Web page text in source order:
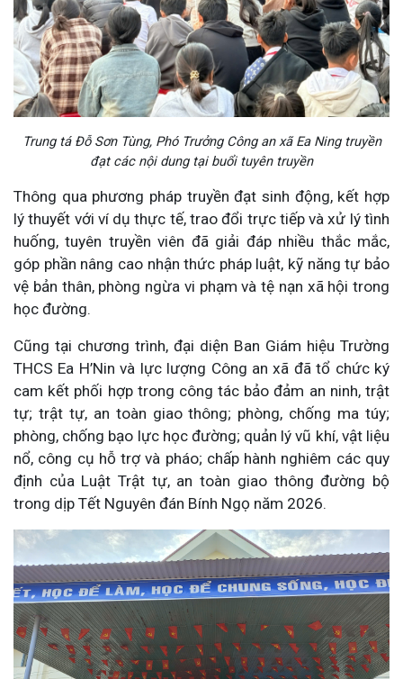
Trung tá Đỗ Sơn Tùng, Phó Trưởng Công an xã Ea Ning truyền
đạt các nội dung tại buổi tuyên truyền
Thông qua phương pháp truyền đạt sinh động, kết hợp
lý thuyết với ví dụ thực tế, trao đổi trực tiếp và xử lý tình
huống, tuyên truyền viên đã giải đáp nhiều thắc mắc,
góp phần nâng cao nhận thức pháp luật, kỹ năng tự bảo
vệ bản thân, phòng ngừa vi phạm và tệ nạn xã hội trong
học đường.
Cũng tại chương trình, đại diện Ban Giám hiệu Trường
THCS Ea H’Nin và lực lượng Công an xã đã tổ chức ký
cam kết phối hợp trong công tác bảo đảm an ninh, trật
tự; trật tự, an toàn giao thông; phòng, chống ma túy;
phòng, chống bạo lực học đường; quản lý vũ khí, vật liệu
nổ, công cụ hỗ trợ và pháo; chấp hành nghiêm các quy
định của Luật Trật tự, an toàn giao thông đường bộ
trong dịp Tết Nguyên đán Bính Ngọ năm 2026.